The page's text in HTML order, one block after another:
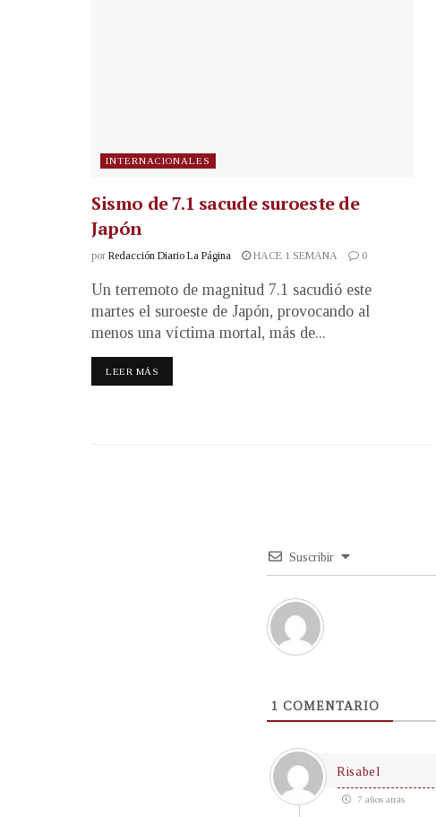
INTERNACIONALES
Sismo de 7.1 sacude suroeste de
Japón
por Redacción Diario La Página HACE 1 SEMANA 0
Un terremoto de magnitud 7.1 sacudió este
martes el suroeste de Japón, provocando al
menos una víctima mortal, más de...
LEER MÁS
Suscribir
1 COMENTARIO
Risabel
7 años atrás